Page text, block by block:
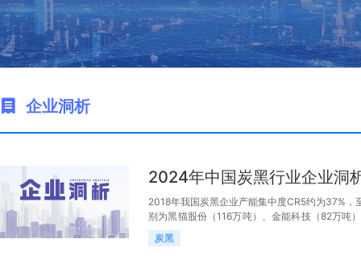
企业洞析
2024年中国炭黑行业企业洞
2018年我国炭黑企业产能集中度CR5约为37%
别为黑猫股份（116万吨）、金能科技（82万吨
吨）。
炭黑